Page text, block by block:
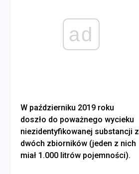
ad
W październiku 2019 roku
doszło do poważnego wycieku
niezidentyfikowanej substancji z
dwóch zbiorników (jeden z nich
miał 1.000 litrów pojemności).